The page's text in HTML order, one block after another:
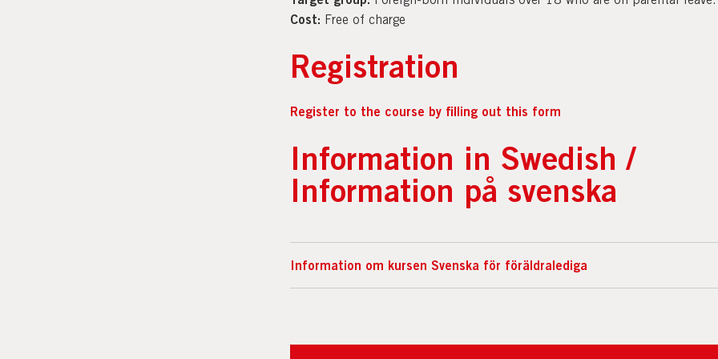
Cost: Free of charge
Registration
Register to the course by filling out this form
Information in Swedish /
Information på svenska
Information om kursen Svenska för föräldralediga